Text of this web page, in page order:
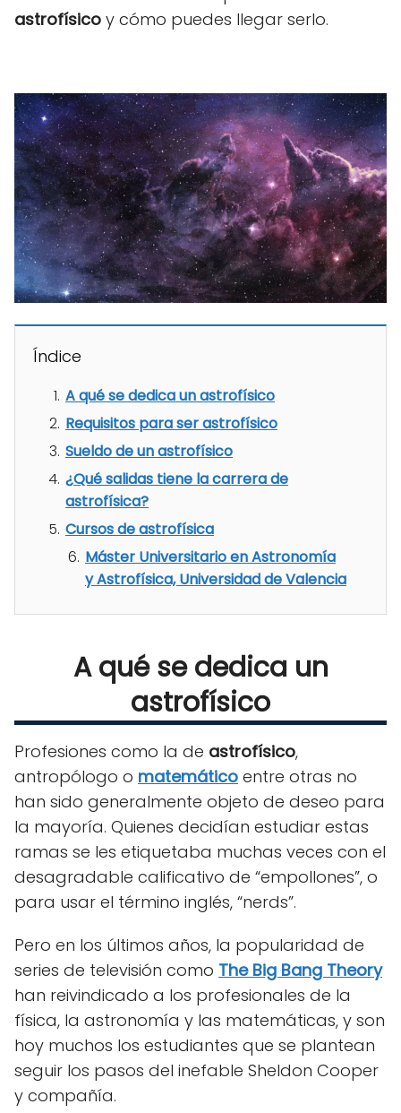
astrofísico y cómo puedes llegar serlo.
Índice
A qué se dedica un astrofísico
Requisitos para ser astrofísico
Sueldo de un astrofísico
¿Qué salidas tiene la carrera de
astrofísica?
Cursos de astrofísica
Máster Universitario en Astronomía
y Astrofísica, Universidad de Valencia
A qué se dedica un
astrofísico
Profesiones como la de astrofísico,
antropólogo o matemático entre otras no
han sido generalmente objeto de deseo para
la mayoría. Quienes decidían estudiar estas
ramas se les etiquetaba muchas veces con el
desagradable calificativo de “empollones”, o
para usar el término inglés, “nerds”.
Pero en los últimos años, la popularidad de
series de televisión como The Big Bang Theory
han reivindicado a los profesionales de la
física, la astronomía y las matemáticas, y son
hoy muchos los estudiantes que se plantean
seguir los pasos del inefable Sheldon Cooper
y compañía.